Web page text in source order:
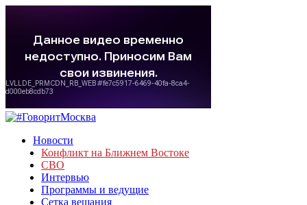
Новости
Конфликт на Ближнем Востоке
СВО
Интервью
Программы и ведущие
Сетка вещания